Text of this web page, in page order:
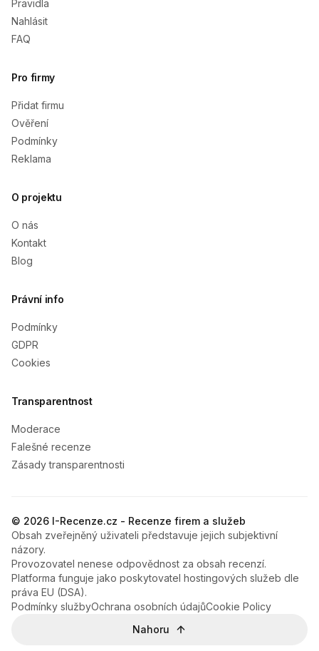
Pravidla
Nahlásit
FAQ
Pro firmy
Přidat firmu
Ověření
Podmínky
Reklama
O projektu
O nás
Kontakt
Blog
Právní info
Podmínky
GDPR
Cookies
Transparentnost
Moderace
Falešné recenze
Zásady transparentnosti
© 2026 I-Recenze.cz - Recenze firem a služeb
Obsah zveřejněný uživateli představuje jejich subjektivní
názory.
Provozovatel nenese odpovědnost za obsah recenzí.
Platforma funguje jako poskytovatel hostingových služeb dle
práva EU (DSA).
Podmínky službyOchrana osobních údajůCookie Policy
Nahoru